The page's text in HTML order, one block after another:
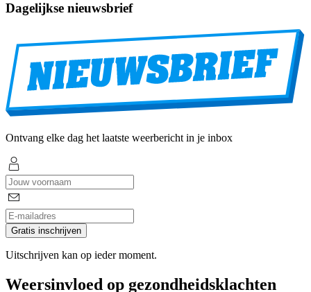
Dagelijkse nieuwsbrief
Ontvang elke dag het laatste weerbericht in je inbox
Gratis inschrijven
Uitschrijven kan op ieder moment.
Weersinvloed op gezondheidsklachten